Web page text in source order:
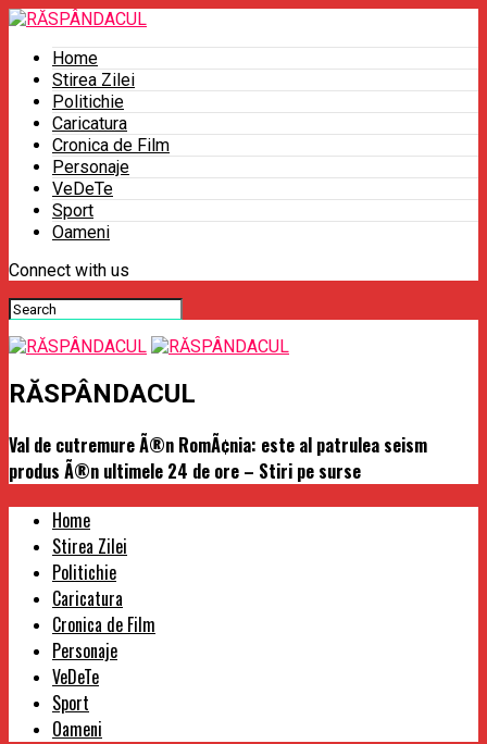
Home
Stirea Zilei
Politichie
Caricatura
Cronica de Film
Personaje
VeDeTe
Sport
Oameni
Connect with us
RĂSPÂNDACUL
Val de cutremure Ã®n RomÃ¢nia: este al patrulea seism
produs Ã®n ultimele 24 de ore – Stiri pe surse
Home
Stirea Zilei
Politichie
Caricatura
Cronica de Film
Personaje
VeDeTe
Sport
Oameni